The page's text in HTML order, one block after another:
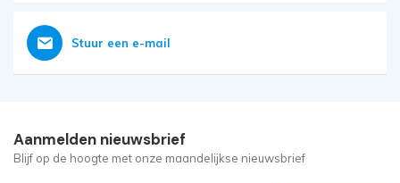
Stuur een e-mail
Aanmelden nieuwsbrief
Blijf op de hoogte met onze maandelijkse nieuwsbrief